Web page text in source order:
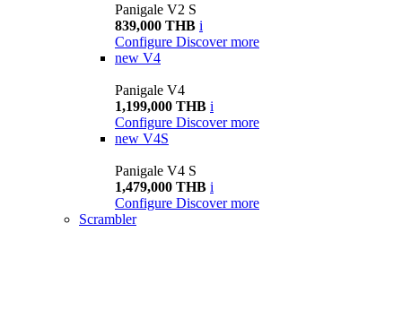
Panigale V2 S
839,000 THB i
Configure Discover more
new V4
Panigale V4
1,199,000 THB i
Configure Discover more
new V4S
Panigale V4 S
1,479,000 THB i
Configure Discover more
Scrambler